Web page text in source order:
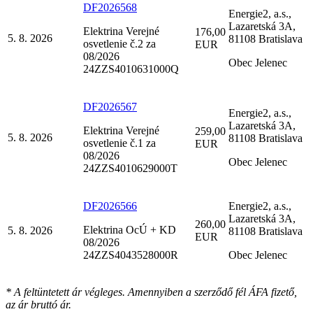
5. 8. 2026
DF2026568
Elektrina Verejné
osvetlenie č.2 za
08/2026
24ZZS4010631000Q
176,00
EUR
Energie2, a.s.,
Lazaretská 3A,
81108 Bratislava
Obec Jelenec
5. 8. 2026
DF2026567
Elektrina Verejné
osvetlenie č.1 za
08/2026
24ZZS4010629000T
259,00
EUR
Energie2, a.s.,
Lazaretská 3A,
81108 Bratislava
Obec Jelenec
5. 8. 2026
DF2026566
Elektrina OcÚ + KD
08/2026
24ZZS4043528000R
260,00
EUR
Energie2, a.s.,
Lazaretská 3A,
81108 Bratislava
Obec Jelenec
* A feltüntetett ár végleges. Amennyiben a szerződő fél ÁFA fizető,
az ár bruttó ár.